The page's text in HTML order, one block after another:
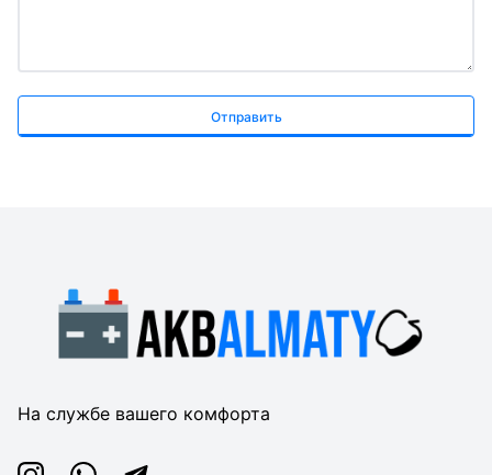
Отправить
На службе вашего комфорта
InstagramWhatsappTelegram